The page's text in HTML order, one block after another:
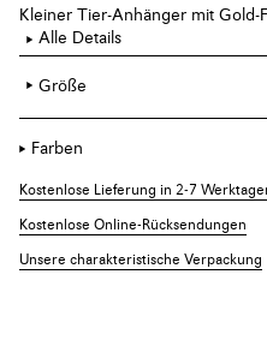
Kleiner Tier-Anhänger mit Gold-
Alle Details
Größe
Farben
Kostenlose Lieferung in 2-7
Kostenlose Online-Rücksendungen
Unsere charakteristische Verpackung